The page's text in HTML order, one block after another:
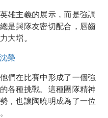
雄主義的展示，而是強調
是與隊友密切配合，唇齒
大增。
榮
們在比賽中形成了一個強
各種挑戰。這種團隊精神
，也讓陶曉明成為了一位